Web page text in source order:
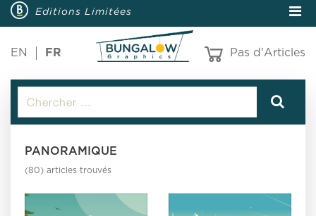
Editions Limitées
EN FR Pas d'Articles
PANORAMIQUE
(80) articles trouvés